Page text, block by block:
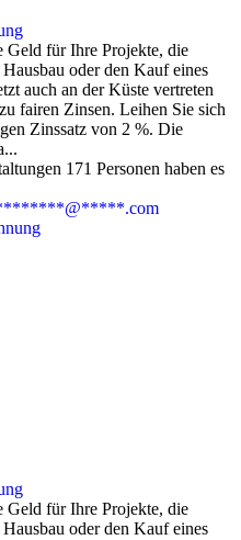
Geld für Ihre Projekte, die
oder den Kauf eines
auch an der Küste vertreten
fairen Zinsen. Leihen Sie sich
Zinssatz von 2 %. Die
171 Personen haben es
Geld für Ihre Projekte, die
oder den Kauf eines